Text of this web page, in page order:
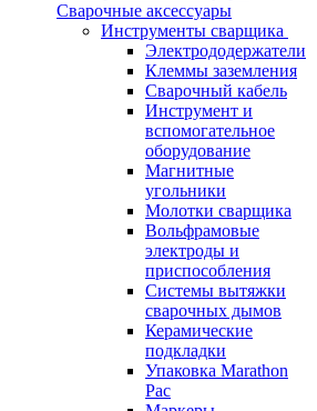
Сварочные аксессуары
Инструменты сварщика
Электрододержатели
Клеммы заземления
Сварочный кабель
Инструмент и
вспомогательное
оборудование
Магнитные
угольники
Молотки сварщика
Вольфрамовые
электроды и
приспособления
Системы вытяжки
сварочных дымов
Керамические
подкладки
Упаковка Marathon
Pac